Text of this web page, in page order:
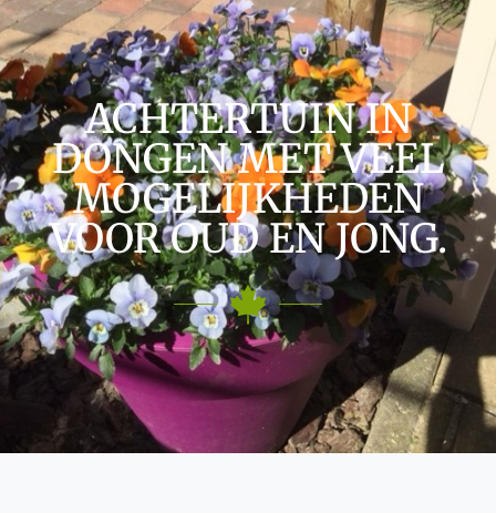
ACHTERTUIN IN
DONGEN MET VEEL
MOGELIJKHEDEN
VOOR OUD EN JONG.